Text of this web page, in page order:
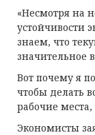
«Несмотря на
устойчивости
знаем, что
значительное
Вот почему я
чтобы делать
рабочие
Экономисты